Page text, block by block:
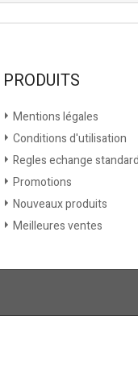
PRODUITS
Mentions légales
Conditions d'utilisation
Regles echange standard
Promotions
Nouveaux produits
Meilleures ventes